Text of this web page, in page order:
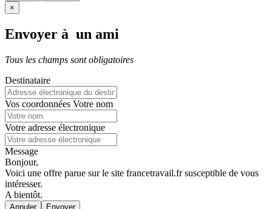
×
Envoyer à un ami
Tous les champs sont obligatoires
Destinataire
Vos coordonnées Votre nom
Votre adresse électronique
Message
Bonjour,
Voici une offre parue sur le site francetravail.fr susceptible de vous
intéresser.
A bientôt.
Annuler